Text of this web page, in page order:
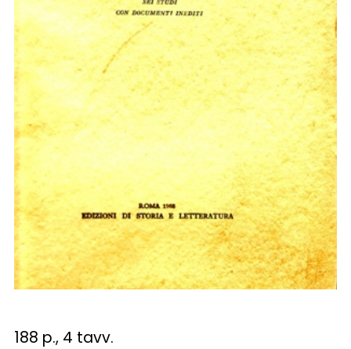
188 p., 4 tavv.